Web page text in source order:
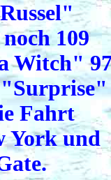
109
Witch"
"Surprise"
Fahrt
York und